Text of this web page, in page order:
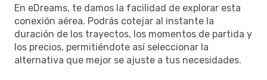
En eDreams, te damos la facilidad de explorar esta
conexión aérea. Podrás cotejar al instante la
duración de los trayectos, los momentos de partida y
los precios, permitiéndote así seleccionar la
alternativa que mejor se ajuste a tus necesidades.